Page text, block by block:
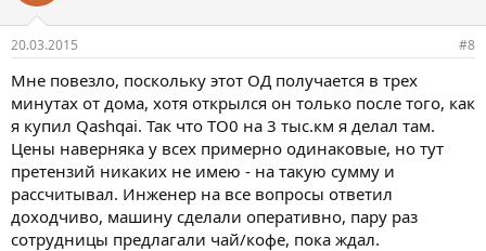
20.03.2015 #8
Мне повезло, поскольку этот ОД получается в трех
минутах от дома, хотя открылся он только после того, как
я купил Qashqai. Так что ТО0 на 3 тыс.км я делал там.
Цены наверняка у всех примерно одинаковые, но тут
претензий никаких не имею - на такую сумму и
рассчитывал. Инженер на все вопросы ответил
доходчиво, машину сделали оперативно, пару раз
сотрудницы предлагали чай/кофе, пока ждал.